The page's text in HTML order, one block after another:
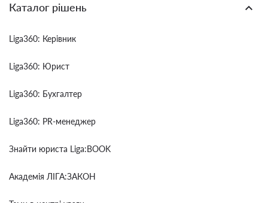
Каталог рішень
Liga360: Керівник
Liga360: Юрист
Liga360: Бухгалтер
Liga360: PR-менеджер
Знайти юриста Liga:BOOK
Академія ЛІГА:ЗАКОН